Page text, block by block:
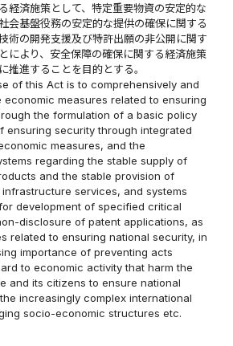
経済施策として、特定重要物資の安定的な
会基盤役務の安定的な提供の確保に関する
術の開発支援及び特許出願の非公開に関す
により、安全保障の確保に関する経済施策
推進することを目的とする。
of this Act is to comprehensively and
economic measures related to ensuring
the formulation of a basic policy
ensuring security through integrated
measures, and the
regarding the stable supply of
and the stable provision of
services, and systems
development of specified critical
disclosure of patent applications, as
related to ensuring national security, in
importance of preventing acts
to economic activity that harm the
and its citizens to ensure national
increasingly complex international
socio-economic structures etc.